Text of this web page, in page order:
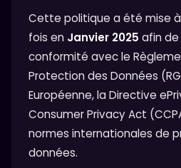
Cette politique a été mise
fois en Janvier 2025 afin
conformité avec le
Protection des Données
Européenne, la Directive
Consumer Privacy Act
normes internationales de
données.